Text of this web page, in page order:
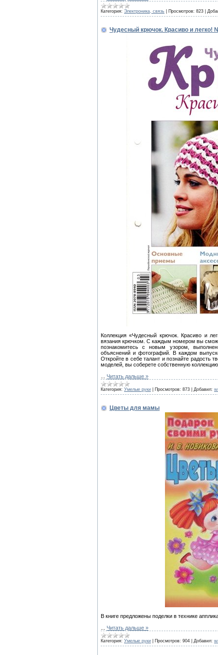
Категория: Электроника, связь Просмотров: 823
Чудесный крючок. Красиво и легко!
Коллекция «Чудесный крючок. Красиво и
вязания крючком. С каждым номером вы
познакомитесь с новым узором,
объяснений и фотографий. В каждом
Откройте в себе талант и познайте радость
моделей, вы соберете собственную
Читать дальше »
Категория: Умелые руки Просмотров: 873 Добавил:
Цветы для мамы
В книге предложены поделки в технике
Читать дальше »
Категория: Умелые руки Просмотров: 904 Добавил: